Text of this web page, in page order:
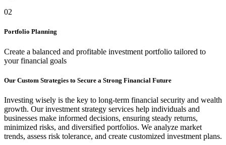
02
Portfolio Planning
Create a balanced and profitable investment portfolio tailored to
your financial goals
Our Custom Strategies to Secure a Strong Financial Future
Investing wisely is the key to long-term financial security and wealth
growth. Our investment strategy services help individuals and
businesses make informed decisions, ensuring steady returns,
minimized risks, and diversified portfolios. We analyze market
trends, assess risk tolerance, and create customized investment plans.